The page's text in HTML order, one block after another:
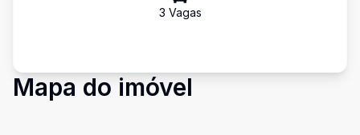
3 Vagas
Mapa do imóvel